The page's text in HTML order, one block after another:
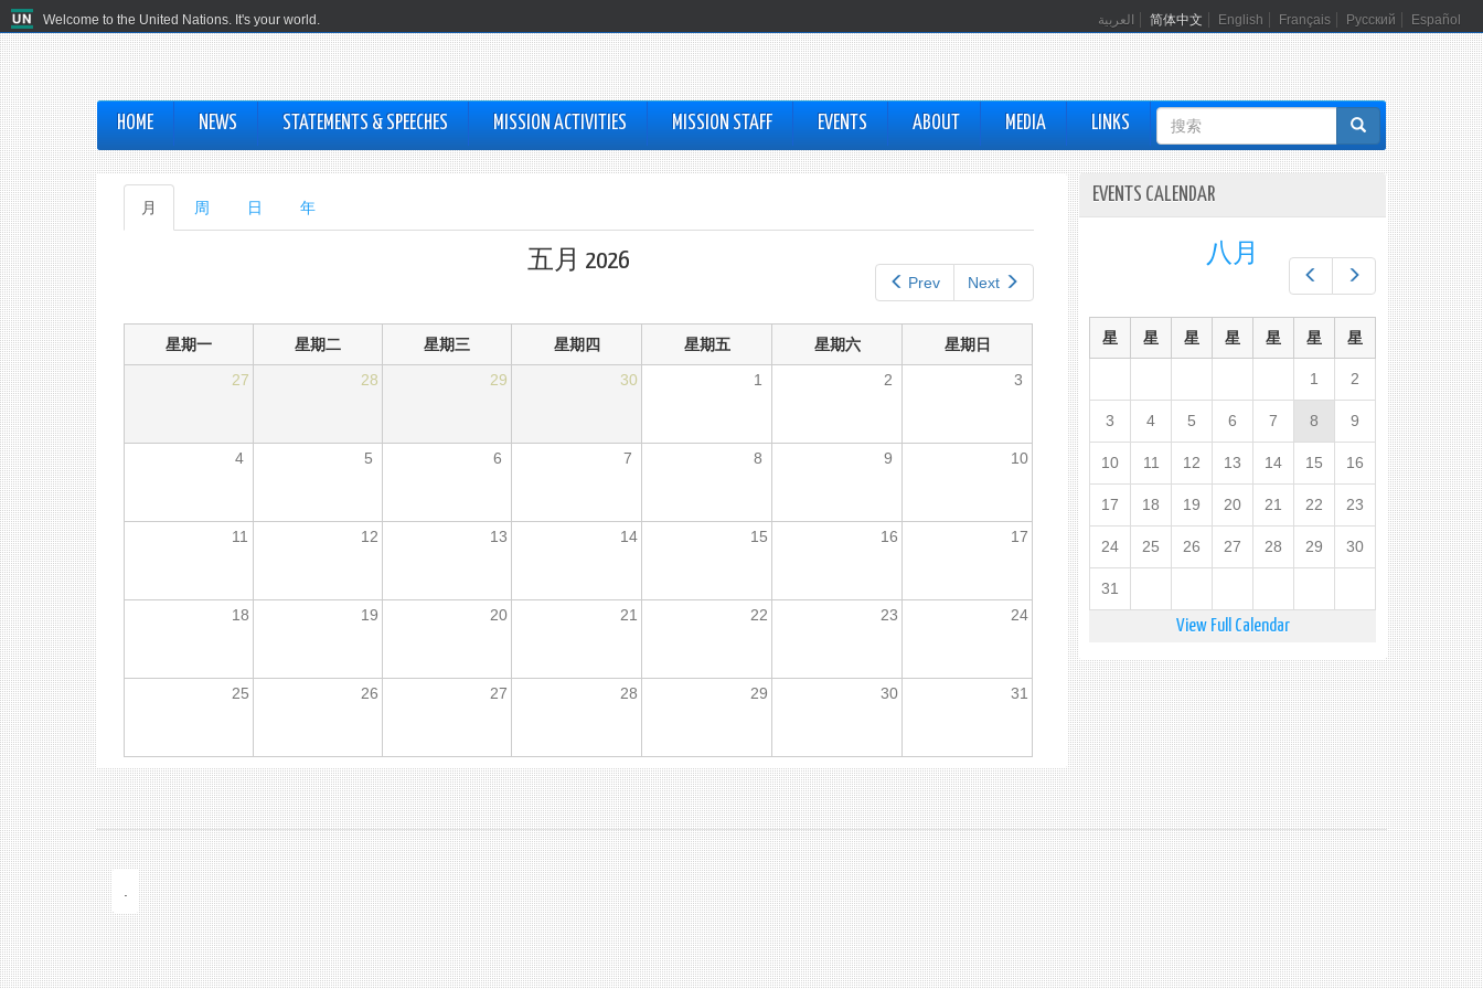
Welcome to the United Nations. It's your world. العربية 简体中文 English Français Русский Español
HOME NEWS STATEMENTS & SPEECHES MISSION ACTIVITIES MISSION STAFF EVENTS ABOUT MEDIA LINKS
搜
索
表
主
标
月 周 日 年
Prev Next
五月 2026
星期一 星期二 星期三 星期四 星期五 星期六
星期日
27
28 29 30 1 2 3
4 5 6 7 8 9 10
11 12 13 14 15 16 17
18 19 20 21 22 23 24
25 26 27 28 29 30 31
EVENTS CALENDAR
Next
八月
星 星 星 星 星 星 星
1 2
3 4 5 6 7 8 9
10 11 12 13 14 15 16
17 18 19 20 21 22 23
24 25 26 27 28 29 30
31
View Full Calendar